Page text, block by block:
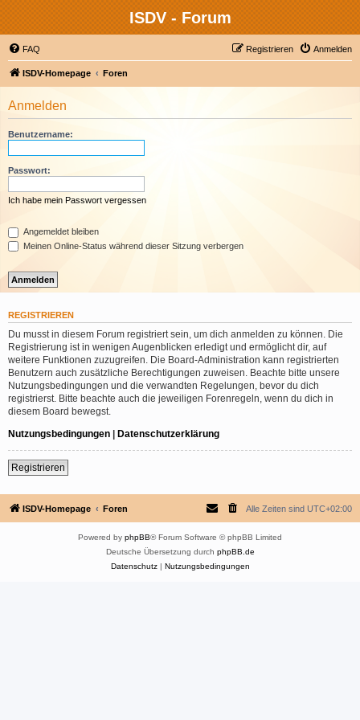
ISDV - Forum
FAQ Anmelden
Registrieren
ISDV-Homepage Foren
Anmelden
Benutzername:
Passwort:
Ich habe mein Passwort vergessen
Angemeldet bleiben
Meinen Online-Status während dieser Sitzung verbergen
REGISTRIEREN
Du musst in diesem Forum registriert sein, um dich anmelden zu können. Die
Registrierung ist in wenigen Augenblicken erledigt und ermöglicht dir, auf
weitere Funktionen zuzugreifen. Die Board-Administration kann registrierten
Benutzern auch zusätzliche Berechtigungen zuweisen. Beachte bitte unsere
Nutzungsbedingungen und die verwandten Regelungen, bevor du dich
registrierst. Bitte beachte auch die jeweiligen Forenregeln, wenn du dich in
diesem Board bewegst.
Nutzungsbedingungen | Datenschutzerklärung
Registrieren
ISDV-Homepage Foren Alle Zeiten sind UTC+02:00
Powered by phpBB® Forum Software © phpBB Limited
Deutsche Übersetzung durch phpBB.de
Datenschutz| Nutzungsbedingungen